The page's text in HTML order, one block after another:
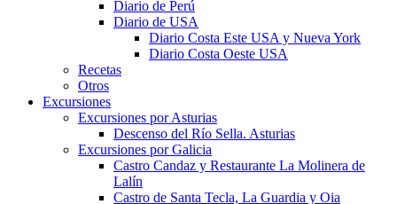
Diario de Perú
Diario de USA
Diario Costa Este USA y Nueva York
Diario Costa Oeste USA
Recetas
Otros
Excursiones
Excursiones por Asturias
Descenso del Río Sella. Asturias
Excursiones por Galicia
Castro Candaz y Restaurante La Molinera de
Lalín
Castro de Santa Tecla, La Guardia y Oia